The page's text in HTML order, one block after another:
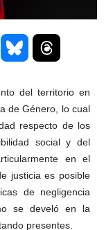
del territorio en
de Género, lo cual
respecto de los
social y del
en el
justicia es posible
de negligencia
se develó en la
presentes.